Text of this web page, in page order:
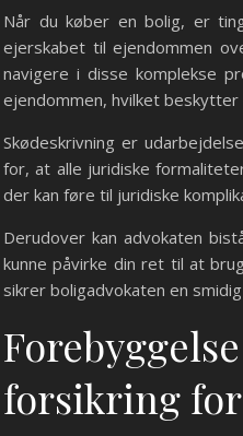
Når du køber en bolig, er
ejerskabet til ejendommen
navigere i disse komplekse
ejendommen, hvilket
Skødeskrivning er
for, at alle juridiske
der kan føre til juridiske
Derudover kan advokaten
kunne påvirke din ret til at
sikrer boligadvokaten en
forsikring